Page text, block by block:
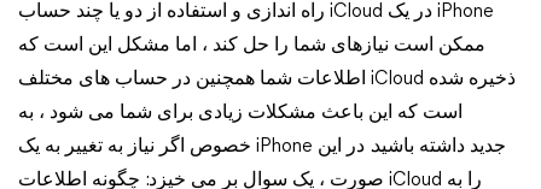
راه اندازی و استفاده از دو یا چند حساب iCloud در یک iPhone
ممکن است نیازهای شما را حل کند ، اما مشکل این است که
اطلاعات شما همچنین در حساب های مختلف iCloud ذخیره شده
است که این باعث مشکلات زیادی برای شما می شود ، به
خصوص اگر نیاز به تغییر به یک iPhone جدید داشته باشید. در این
صورت ، یک سوال بر می خیزد: چگونه اطلاعات iCloud را به